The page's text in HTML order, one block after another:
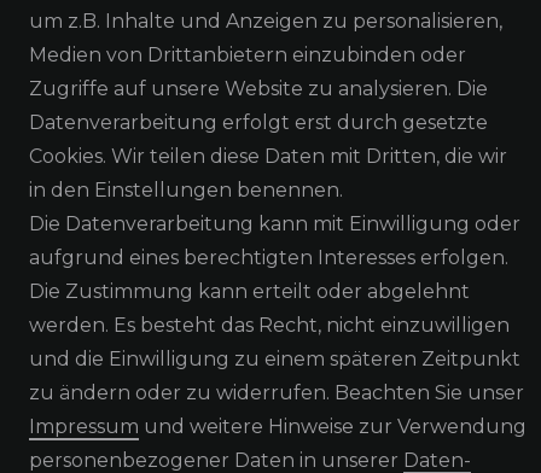
NEWSLETTER ABONNIEREN
Alle Preisangaben inkl. MwSt. zzgl. Versand
Widerrufs­recht Widerrufs­formular
um z.B. Inhalte und Anzeigen zu personalisieren,
Medien von Drittanbietern einzubinden oder
Zugriffe auf unsere Website zu analysieren. Die
Datenverarbeitung erfolgt erst durch gesetzte
Cookies. Wir teilen diese Daten mit Dritten, die wir
in den Einstellungen benennen.
Die Datenverarbeitung kann mit Einwilligung oder
aufgrund eines berechtigten Interesses erfolgen.
Die Zustimmung kann erteilt oder abgelehnt
werden. Es besteht das Recht, nicht einzuwilligen
und die Einwilligung zu einem späteren Zeitpunkt
zu ändern oder zu widerrufen. Beachten Sie unser
Impressum und weitere Hinweise zur Verwendung
personenbezogener Daten in unserer Daten­